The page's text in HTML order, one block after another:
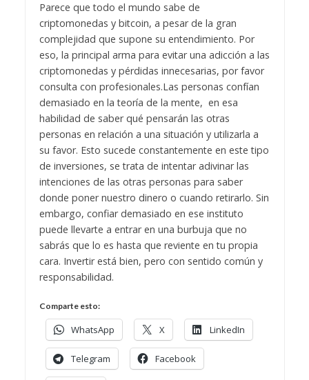
Parece que todo el mundo sabe de
criptomonedas y bitcoin, a pesar de la gran
complejidad que supone su entendimiento. Por
eso, la principal arma para evitar una adicción a las
criptomonedas y pérdidas innecesarias, por favor
consulta con profesionales.Las personas confían
demasiado en la teoría de la mente, en esa
habilidad de saber qué pensarán las otras
personas en relación a una situación y utilizarla a
su favor. Esto sucede constantemente en este tipo
de inversiones, se trata de intentar adivinar las
intenciones de las otras personas para saber
donde poner nuestro dinero o cuando retirarlo. Sin
embargo, confiar demasiado en ese instituto
puede llevarte a entrar en una burbuja que no
sabrás que lo es hasta que reviente en tu propia
cara. Invertir está bien, pero con sentido común y
responsabilidad.
Comparte esto:
WhatsApp X LinkedIn
Telegram Facebook